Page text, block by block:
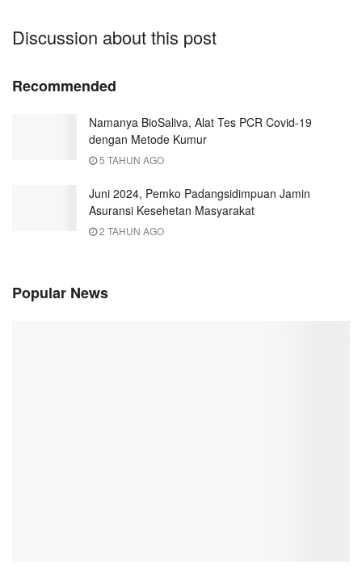
Discussion about this post
Recommended
Namanya BioSaliva, Alat Tes PCR Covid-19
dengan Metode Kumur
5 TAHUN AGO
Juni 2024, Pemko Padangsidimpuan Jamin
Asuransi Kesehetan Masyarakat
2 TAHUN AGO
Popular News